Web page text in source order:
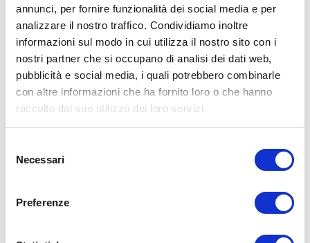
annunci, per fornire funzionalità dei social media e per
analizzare il nostro traffico. Condividiamo inoltre
informazioni sul modo in cui utilizza il nostro sito con i
nostri partner che si occupano di analisi dei dati web,
pubblicità e social media, i quali potrebbero combinarle
con altre informazioni che ha fornito loro o che hanno
raccolto dal suo utilizzo dei loro servizi.
delNecessari
Preferenze
Il M6-8IB-S-GWGw-4 è realizzato con materiali di alta qualità,
compresi un cono in polipropilene resistente all'acqua salata,
una bobina mobile in rame a tre strati e un magnete in
neodimio, il tutto progettato per resistere alle dure condizioni
marine.
Grazie alla sua costruzione resistente, il subwoofer offre una
potenza di picco di 600 watt e una potenza RMS continua di
200 watt. Inoltre, il suo design a 4 ohm lo rende compatibile
con una vasta gamma di amplificatori, rendendolo una scelta
CARATTERISTICHE TECNICHE